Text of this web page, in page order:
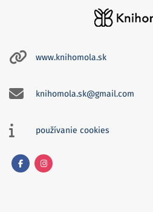
www.knihomola.sk
knihomola.sk@gmail.com
používanie cookies